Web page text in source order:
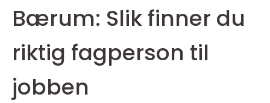
Bærum: Slik finner du
riktig fagperson til
jobben